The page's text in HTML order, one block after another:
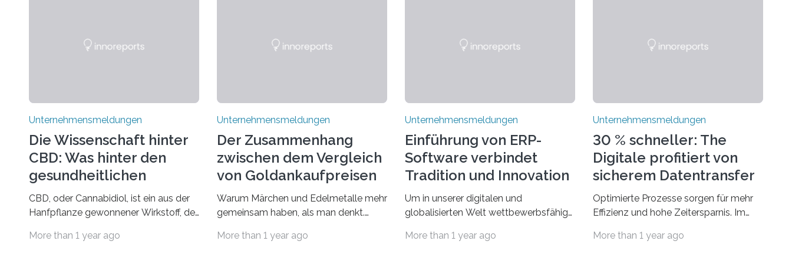
Unternehmensmeldungen
Die Wissenschaft hinter
CBD: Was hinter den
gesundheitlichen
Vorteilen steckt
CBD, oder Cannabidiol, ist ein aus der
Hanfpflanze gewonnener Wirkstoff, der
Popularität gewonnen hat. Anders als
More than 1 year ago
Unternehmensmeldungen
Der Zusammenhang
zwischen dem Vergleich
von Goldankaufpreisen
und dem Märchen
Rumpelstilzchen
Warum Märchen und Edelmetalle mehr
gemeinsam haben, als man denkt.
Fantasie, in der Zauber und
More than 1 year ago
Unternehmensmeldungen
Einführung von ERP-
Software verbindet
Tradition und Innovation
Um in unserer digitalen und
globalisierten Welt wettbewerbsfähig
dem Wandel gehen. Das bedeutet
More than 1 year ago
Unternehmensmeldungen
30 % schneller: The
Digitale profitiert von
sicherem Datentransfer
mit Dropbox
Optimierte Prozesse sorgen für mehr
Effizienz und hohe Zeitersparnis. Im
mehrere Gigabyte Daten das
More than 1 year ago